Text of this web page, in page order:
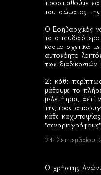
προσπαθούμε να
του σώματος της
Ο Εφηβαρχικός
το
κόσμο σχετικά
αυτονόητο
των διαδικασιών
Σε κάθε
μάθουμε το
μελετήτρια,
της,προς
κάθε
24 Σεπτεμβρίου
Ο χρήστης